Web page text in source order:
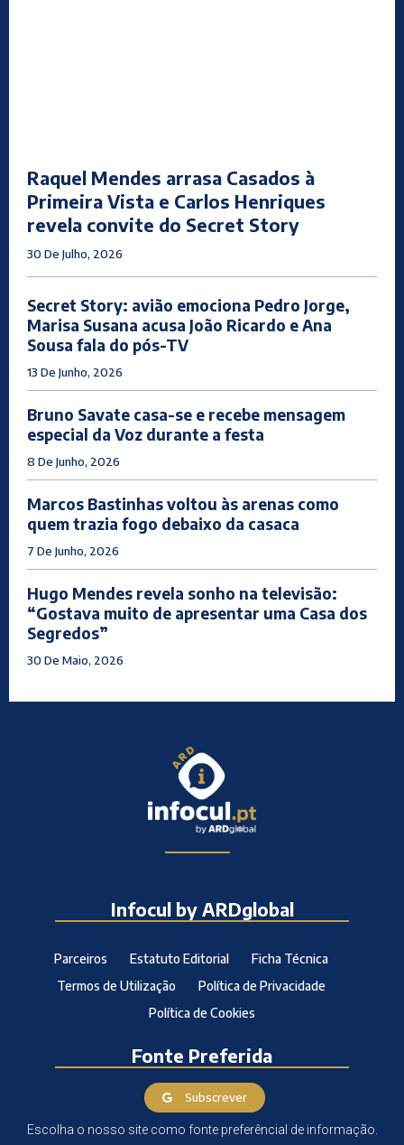
Raquel Mendes arrasa Casados à
Primeira Vista e Carlos Henriques
revela convite do Secret Story
30 De Julho, 2026
Secret Story: avião emociona Pedro Jorge,
Marisa Susana acusa João Ricardo e Ana
Sousa fala do pós-TV
13 De Junho, 2026
Bruno Savate casa-se e recebe mensagem
especial da Voz durante a festa
8 De Junho, 2026
Marcos Bastinhas voltou às arenas como
quem trazia fogo debaixo da casaca
7 De Junho, 2026
Hugo Mendes revela sonho na televisão:
“Gostava muito de apresentar uma Casa dos
Segredos”
30 De Maio, 2026
Infocul by ARDglobal
Parceiros Estatuto Editorial
Ficha Técnica
Termos de Utilização
Política de Privacidade
Política de Cookies
Fonte Preferida
Subscrever
Escolha o nosso site como fonte preferêncial de informação.